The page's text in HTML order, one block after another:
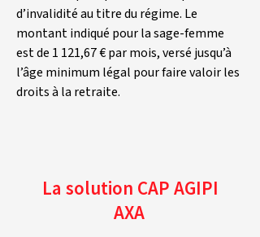
d’invalidité au titre du régime. Le
montant indiqué pour la sage-femme
est de 1 121,67 € par mois, versé jusqu’à
l’âge minimum légal pour faire valoir les
droits à la retraite.
La solution CAP AGIPI
AXA